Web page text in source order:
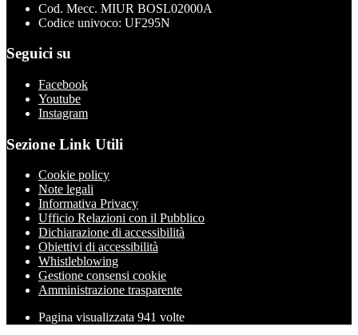
Cod. Mecc. MIUR BOSL02000A
Codice univoco: UF295N
Seguici su
Facebook
Youtube
Instagram
Sezione Link Utili
Cookie policy
Note legali
Informativa Privacy
Ufficio Relazioni con il Pubblico
Dichiarazione di accessibilità
Obiettivi di accessibilità
Whistleblowing
Gestione consensi cookie
Amministrazione trasparente
Pagina visualizzata 941 volte